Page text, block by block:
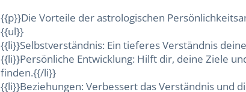
{{p}}Die Vorteile der astrologischen
{{ul}}
{{li}}Selbstverständnis: Ein tieferes Verständnis
{{li}}Persönliche Entwicklung: Hilft dir, deine Ziele
finden.{{/li}}
{{li}}Beziehungen: Verbessert das Verständnis und